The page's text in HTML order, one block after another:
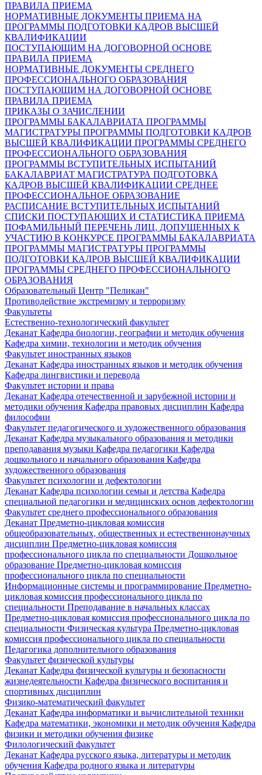
ПРАВИЛА ПРИЕМА
НОРМАТИВНЫЕ ДОКУМЕНТЫ ПРИЕМА НА
ПРОГРАММЫ ПОДГОТОВКИ КАДРОВ ВЫСШЕЙ
КВАЛИФИКАЦИИ
ПОСТУПАЮЩИМ НА ДОГОВОРНОЙ ОСНОВЕ
ПРАВИЛА ПРИЕМА
НОРМАТИВНЫЕ ДОКУМЕНТЫ СРЕДНЕГО
ПРОФЕССИОНАЛЬНОГО ОБРАЗОВАНИЯ
ПОСТУПАЮЩИМ НА ДОГОВОРНОЙ ОСНОВЕ
ПРАВИЛА ПРИЕМА
ПРИКАЗЫ О ЗАЧИСЛЕНИИ
ПРОГРАММЫ БАКАЛАВРИАТА ПРОГРАММЫ
МАГИСТРАТУРЫ ПРОГРАММЫ ПОДГОТОВКИ КАДРОВ
ВЫСШЕЙ КВАЛИФИКАЦИИ ПРОГРАММЫ СРЕДНЕГО
ПРОФЕССИОНАЛЬНОГО ОБРАЗОВАНИЯ
ПРОГРАММЫ ВСТУПИТЕЛЬНЫХ ИСПЫТАНИЙ
БАКАЛАВРИАТ МАГИСТРАТУРА ПОДГОТОВКА
КАДРОВ ВЫСШЕЙ КВАЛИФИКАЦИИ СРЕДНЕЕ
ПРОФЕССИОНАЛЬНОЕ ОБРАЗОВАНИЕ
РАСПИСАНИЕ ВСТУПИТЕЛЬНЫХ ИСПЫТАНИЙ
СПИСКИ ПОСТУПАЮЩИХ И СТАТИСТИКА ПРИЕМА
ПОФАМИЛЬНЫЙ ПЕРЕЧЕНЬ ЛИЦ, ДОПУЩЕННЫХ К
УЧАСТИЮ В КОНКУРСЕ ПРОГРАММЫ БАКАЛАВРИАТА
ПРОГРАММЫ МАГИСТРАТУРЫ ПРОГРАММЫ
ПОДГОТОВКИ КАДРОВ ВЫСШЕЙ КВАЛИФИКАЦИИ
ПРОГРАММЫ СРЕДНЕГО ПРОФЕССИОНАЛЬНОГО
ОБРАЗОВАНИЯ
Образовательный Центр "Пеликан"
Противодействие экстремизму и терроризму
Факультеты
Естественно-технологический факультет
Деканат Кафедра биологии, географии и методик обучения
Кафедра химии, технологии и методик обучения
Факультет иностранных языков
Деканат Кафедра иностранных языков и методик обучения
Кафедра лингвистики и перевода
Факультет истории и права
Деканат Кафедра отечественной и зарубежной истории и
методики обучения Кафедра правовых дисциплин Кафедра
философии
Факультет педагогического и художественного образования
Деканат Кафедра музыкального образования и методики
преподавания музыки Кафедра педагогики Кафедра
дошкольного и начального образования Кафедра
художественного образования
Факультет психологии и дефектологии
Деканат Кафедра психологии семьи и детства Кафедра
специальной педагогики и медицинских основ дефектологии
Факультет среднего профессионального образования
Деканат Предметно-цикловая комиссия
общеобразовательных, общественных и естественнонаучных
дисциплин Предметно-цикловая комиссия
профессионального цикла по специальности Дошкольное
образование Предметно-цикловая комиссия
профессионального цикла по специальности
Информационные системы и программирование Предметно-
цикловая комиссия профессионального цикла по
специальности Преподавание в начальных классах
Предметно-цикловая комиссия профессионального цикла по
специальности Физическая культура Предметно-цикловая
комиссия профессионального цикла по специальности
Педагогика дополнительного образования
Факультет физической культуры
Деканат Кафедра физической культуры и безопасности
жизнедеятельности Кафедра физического воспитания и
спортивных дисциплин
Физико-математический факультет
Деканат Кафедра информатики и вычислительной техники
Кафедра математики, экономики и методик обучения Кафедра
физики и методики обучения физике
Филологический факультет
Деканат Кафедра русского языка, литературы и методик
обучения Кафедра родного языка и литературы